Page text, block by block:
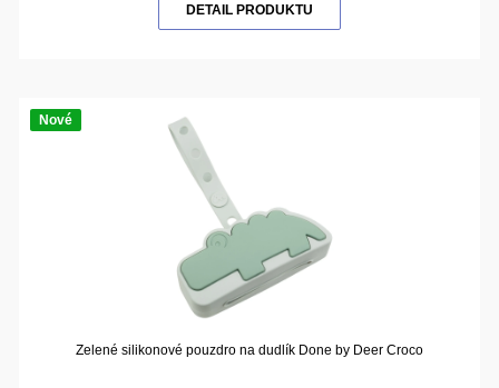
DETAIL PRODUKTU
Nové
Zelené silikonové pouzdro na dudlík Done by Deer Croco